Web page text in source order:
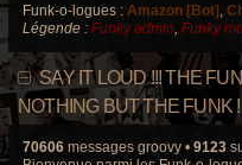
Funk-o-logues : Amazon [Bot]
Légende : Funky admin Funky
SAY IT LOUD !!! THE
NOTHING BUT THE FUNK !
70606 messages groovy • 9123